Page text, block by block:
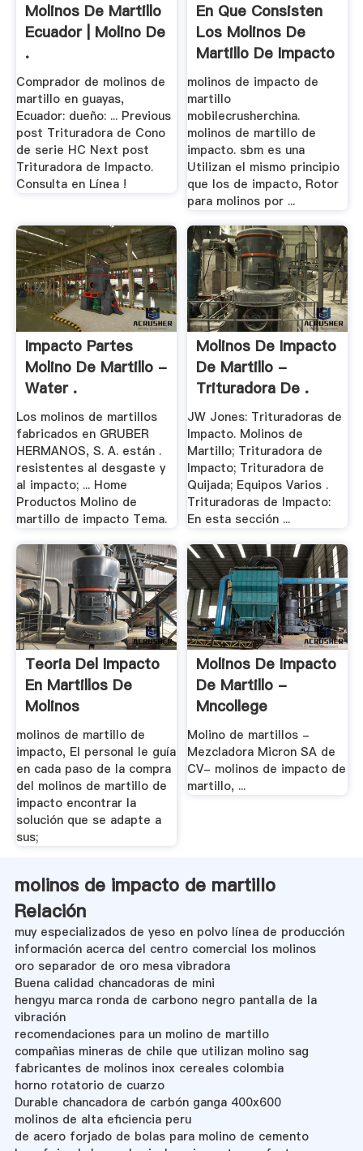
Molinos De Martillo
Ecuador | Molino De
.
Comprador de molinos de
martillo en guayas,
Ecuador: dueño: ... Previous
post Trituradora de Cono
de serie HC Next post
Trituradora de Impacto.
Consulta en Línea !
En Que Consisten
Los Molinos De
Martillo De Impacto
molinos de impacto de
martillo
mobilecrusherchina.
molinos de martillo de
impacto. sbm es una
Utilizan el mismo principio
que los de impacto, Rotor
para molinos por ...
Impacto Partes
Molino De Martillo -
Water .
Los molinos de martillos
fabricados en GRUBER
HERMANOS, S. A. están .
resistentes al desgaste y
al impacto; ... Home
Productos Molino de
martillo de impacto Tema.
Molinos De Impacto
De Martillo -
Trituradora De .
JW Jones: Trituradoras de
Impacto. Molinos de
Martillo; Trituradora de
Impacto; Trituradora de
Quijada; Equipos Varios .
Trituradoras de Impacto:
En esta sección ...
Teoria Del Impacto
En Martillos De
Molinos
molinos de martillo de
impacto, El personal le guía
en cada paso de la compra
del molinos de martillo de
impacto encontrar la
solución que se adapte a
sus;
Molinos De Impacto
De Martillo -
Mncollege
Molino de martillos -
Mezcladora Micron SA de
CV- molinos de impacto de
martillo, ...
molinos de impacto de martillo
Relación
muy especializados de yeso en polvo línea de producción
información acerca del centro comercial los molinos
oro separador de oro mesa vibradora
Buena calidad chancadoras de mini
hengyu marca ronda de carbono negro pantalla de la
vibración
recomendaciones para un molino de martillo
compañias mineras de chile que utilizan molino sag
fabricantes de molinos inox cereales colombia
horno rotatorio de cuarzo
Durable chancadora de carbón ganga 400x600
molinos de alta eficiencia peru
de acero forjado de bolas para molino de cemento